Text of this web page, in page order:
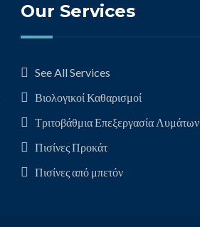
Our Services
See All Services
Βιολογικοί Καθαρισμοί
Τριτοβάθμια Επεξεργασία Λυμάτων
Πισίνες Προκάτ
Πισίνες από μπετόν